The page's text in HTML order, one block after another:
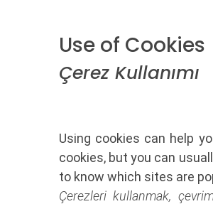
Use of Cookies
Çerez Kullanımı
Using cookies can help
cookies, but you can
to know which sites are
Çerezleri kullanmak,